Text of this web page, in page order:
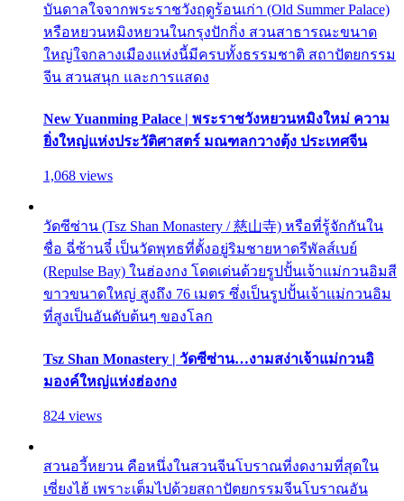
บันดาลใจจากพระราชวังฤดูร้อนเก่า (Old Summer Palace)
หรือหยวนหมิงหยวนในกรุงปักกิ่ง สวนสาธารณะขนาด
ใหญ่ใจกลางเมืองแห่งนี้มีครบทั้งธรรมชาติ สถาปัตยกรรม
จีน สวนสนุก และการแสดง
New Yuanming Palace | พระราชวังหยวนหมิงใหม่ ความ
ยิ่งใหญ่แห่งประวัติศาสตร์ มณฑลกวางตุ้ง ประเทศจีน
1,068 views
วัดซีซ่าน (Tsz Shan Monastery / 慈山寺) หรือที่รู้จักกันใน
ชื่อ ฉี่ซ้านจี๋ เป็นวัดพุทธที่ตั้งอยู่ริมชายหาดรีพัลส์เบย์
(Repulse Bay) ในฮ่องกง โดดเด่นด้วยรูปปั้นเจ้าแม่กวนอิมสี
ขาวขนาดใหญ่ สูงถึง 76 เมตร ซึ่งเป็นรูปปั้นเจ้าแม่กวนอิม
ที่สูงเป็นอันดับต้นๆ ของโลก
Tsz Shan Monastery | วัดซีซ่าน…งามสง่าเจ้าแม่กวนอิ
มองค์ใหญ่แห่งฮ่องกง
824 views
สวนอวี้หยวน คือหนึ่งในสวนจีนโบราณที่งดงามที่สุดใน
เซี่ยงไฮ้ เพราะเต็มไปด้วยสถาปัตยกรรมจีนโบราณอัน